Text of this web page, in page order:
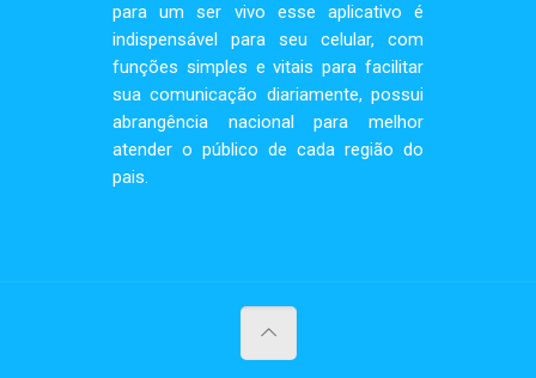
para um ser vivo esse aplicativo é
indispensável para seu celular, com
funções simples e vitais para facilitar
sua comunicação diariamente, possui
abrangência nacional para melhor
atender o público de cada região do
pais.